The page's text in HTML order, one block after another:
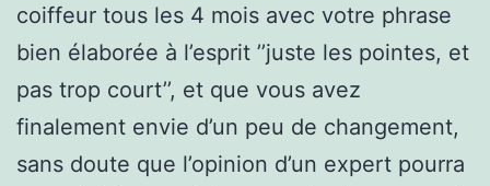
coiffeur tous les 4 mois avec votre phrase
bien élaborée à l’esprit ’’juste les pointes, et
pas trop court’’, et que vous avez
finalement envie d’un peu de changement,
sans doute que l’opinion d’un expert pourra